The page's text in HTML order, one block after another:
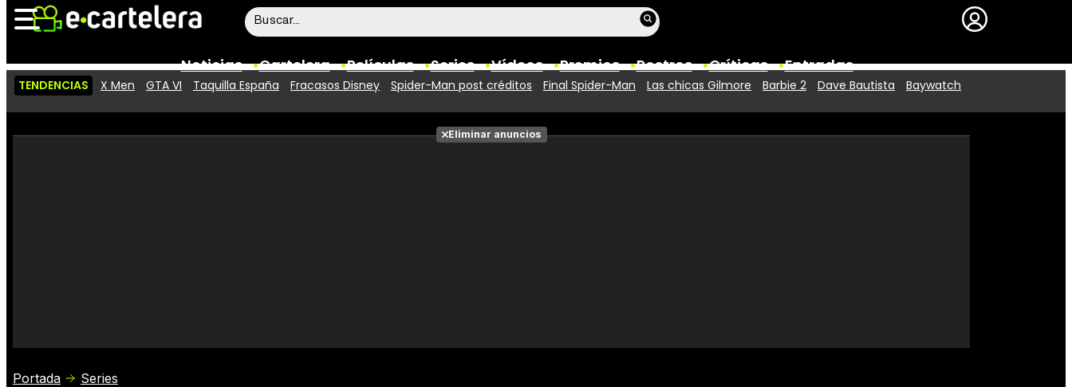
Noticias Cartelera Películas Series Vídeos Premios Rostros Críticas Entradas
Vídeos
Taquilla Fotos
Premios
TENDENCIAS X Men GTA VI Taquilla España Fracasos Disney Spider-Man post créditos Final Spider-Man Las chicas Gilmore Barbie 2 Dave Bautista Baywatch
Eliminar anuncios
Portada Series